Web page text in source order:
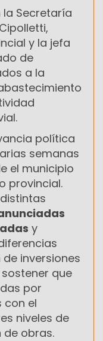
la Secretaría
y la jefa
de
a la
política
semanas
el municipio
provincial.
y
inversiones
que
por
con el
niveles de
de obras.